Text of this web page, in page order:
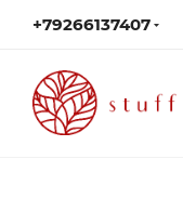
+79266137407